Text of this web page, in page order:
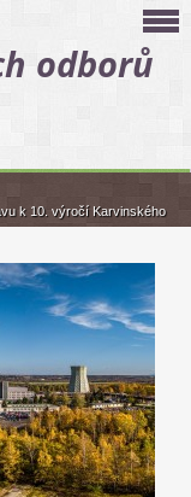
odborů
k 10. výročí Karvinského